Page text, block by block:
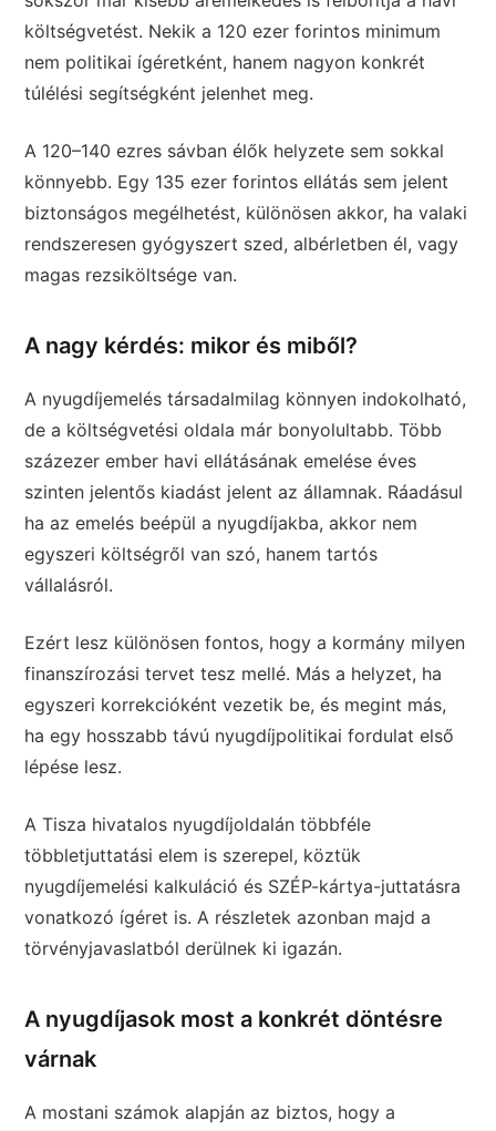
költségvetést. Nekik a 120 ezer forintos minimum
nem politikai ígéretként, hanem nagyon konkrét
túlélési segítségként jelenhet meg.
A 120–140 ezres sávban élők helyzete sem sokkal
könnyebb. Egy 135 ezer forintos ellátás sem jelent
biztonságos megélhetést, különösen akkor, ha valaki
rendszeresen gyógyszert szed, albérletben él, vagy
magas rezsiköltsége van.
A nagy kérdés: mikor és miből?
A nyugdíjemelés társadalmilag könnyen indokolható,
de a költségvetési oldala már bonyolultabb. Több
százezer ember havi ellátásának emelése éves
szinten jelentős kiadást jelent az államnak. Ráadásul
ha az emelés beépül a nyugdíjakba, akkor nem
egyszeri költségről van szó, hanem tartós
vállalásról.
Ezért lesz különösen fontos, hogy a kormány milyen
finanszírozási tervet tesz mellé. Más a helyzet, ha
egyszeri korrekcióként vezetik be, és megint más,
ha egy hosszabb távú nyugdíjpolitikai fordulat első
lépése lesz.
A Tisza hivatalos nyugdíjoldalán többféle
többletjuttatási elem is szerepel, köztük
nyugdíjemelési kalkuláció és SZÉP-kártya-juttatásra
vonatkozó ígéret is. A részletek azonban majd a
törvényjavaslatból derülnek ki igazán.
A nyugdíjasok most a konkrét döntésre
várnak
A mostani számok alapján az biztos, hogy a